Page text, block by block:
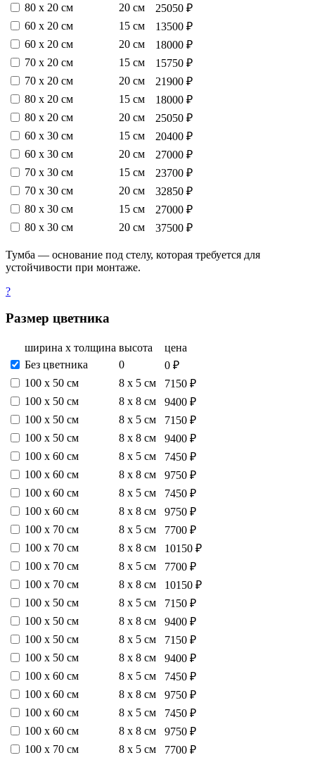
80 х 20 см
20 см
25050 ₽
60 х 20 см
15 см
13500 ₽
60 х 20 см
20 см
18000 ₽
70 х 20 см
15 см
15750 ₽
70 х 20 см
20 см
21900 ₽
80 х 20 см
15 см
18000 ₽
80 х 20 см
20 см
25050 ₽
60 х 30 см
15 см
20400 ₽
60 х 30 см
20 см
27000 ₽
70 х 30 см
15 см
23700 ₽
70 х 30 см
20 см
32850 ₽
80 х 30 см
15 см
27000 ₽
80 х 30 см
20 см 37500 ₽
Тумба — основание под стелу, которая требуется для
устойчивости при монтаже.
?
Размер цветника
ширина х толщина высота
цена
Без цветника
0
0 ₽
100 х 50 см
8 х 5 см
7150 ₽
100 х 50 см
8 х 8 см
9400 ₽
100 х 50 см
8 х 5 см
7150 ₽
100 х 50 см
8 х 8 см
9400 ₽
100 х 60 см
8 х 5 см
7450 ₽
100 х 60 см
8 х 8 см
9750 ₽
100 х 60 см
8 х 5 см
7450 ₽
100 х 60 см
8 х 8 см
9750 ₽
100 х 70 см
8 х 5 см
7700 ₽
100 х 70 см
8 х 8 см
10150 ₽
100 х 70 см
8 х 5 см
7700 ₽
100 х 70 см
8 х 8 см
10150 ₽
100 х 50 см
8 х 5 см
7150 ₽
100 х 50 см
8 х 8 см
9400 ₽
100 х 50 см
8 х 5 см
7150 ₽
100 х 50 см
8 х 8 см
9400 ₽
100 х 60 см
8 х 5 см
7450 ₽
100 х 60 см
8 х 8 см
9750 ₽
100 х 60 см
8 х 5 см
7450 ₽
100 х 60 см
8 х 8 см
9750 ₽
100 х 70 см
8 х 5 см
7700 ₽